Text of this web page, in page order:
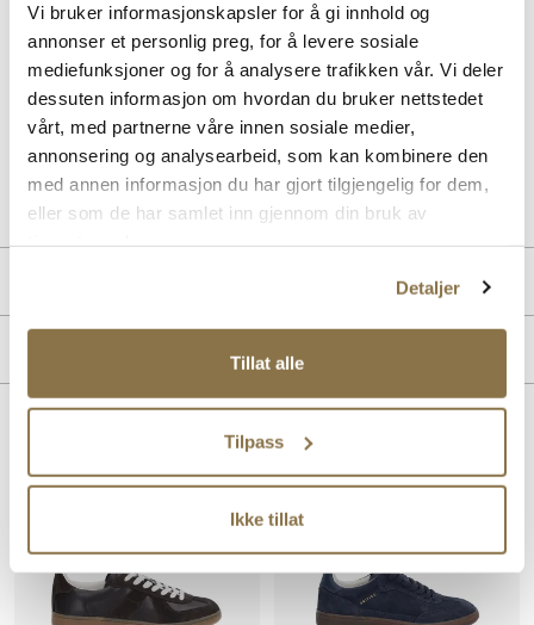
Vi bruker informasjonskapsler for å gi innhold og
annonser et personlig preg, for å levere sosiale
mediefunksjoner og for å analysere trafikken vår. Vi deler
dessuten informasjon om hvordan du bruker nettstedet
vårt, med partnerne våre innen sosiale medier,
annonsering og analysearbeid, som kan kombinere den
med annen informasjon du har gjort tilgjengelig for dem,
eller som de har samlet inn gjennom din bruk av
Detaljer
Tillat alle
Tilpass
Ikke tillat
Cupsole sneaker med et moderne og trendy uttrykk. Overdelen har
glatt skinn og semsket skinn av beste kvalitet i kombinasjon.
Modellen sitter veldig godt på foten, og både fôret og innersålen i
myk tekstil forsterker komforten. Yttersålen i helstøpt gummi er
ekstra fleksibel og myk.
Art. nr.
05663005
Lev. art. nr
26V2203
Overdel:Nappa skinn
Lignende produkter